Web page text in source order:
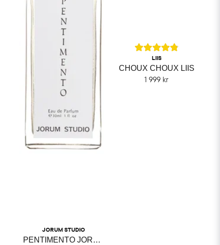
JORUM STUDIO
PENTIMENTO JORUM STUDIO
LIIS
CHOUX CHOUX LIIS
1 999 kr